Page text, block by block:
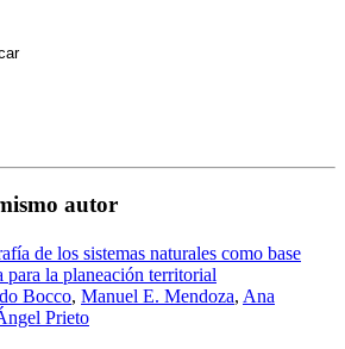
autor
de los sistemas naturales como base
para la planeación territorial
Bocco, Manuel E. Mendoza, Ana
Prieto